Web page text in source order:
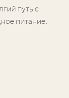
путь с
питание.